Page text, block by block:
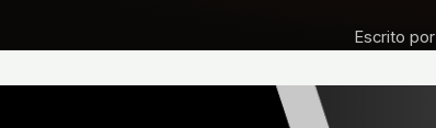
Escrito por